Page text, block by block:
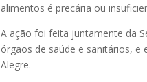
alimentos é precária ou
A ação foi feita juntamente da
órgãos de saúde e sanitários, e
Alegre.